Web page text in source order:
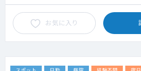
お気に入り
スポット 日勤 病院 経験不問 宿